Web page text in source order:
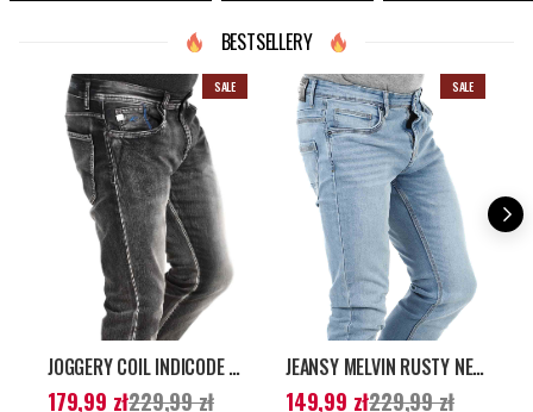
BESTSELLERY
SALE
JOGGERY COIL INDICODE - WASHED BLACK
Aktualna cena:
179,99 zł229,99 zł
SALE
JEANSY MELVIN RUSTY NEAL - JASNONIEBIESKIE
Aktualna cena:
149,99 zł229,99 zł